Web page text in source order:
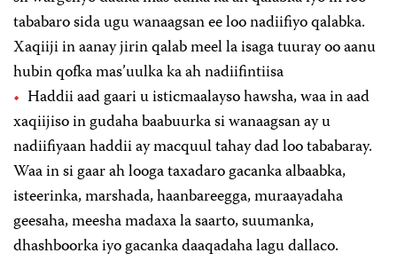
tababaro sida ugu wanaagsan ee loo nadiifiyo qalabka.
Xaqiiji in aanay jirin qalab meel la isaga tuuray oo aanu
hubin qofka mas’uulka ka ah nadiifintiisa
Haddii aad gaari u isticmaalayso hawsha, waa in aad
xaqiijiso in gudaha baabuurka si wanaagsan ay u
nadiifiyaan haddii ay macquul tahay dad loo tababaray.
Waa in si gaar ah looga taxadaro gacanka albaabka,
isteerinka, marshada, haanbareegga, muraayadaha
geesaha, meesha madaxa la saarto, suumanka,
dhashboorka iyo gacanka daaqadaha lagu dallaco.